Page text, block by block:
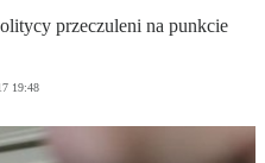
przeczuleni na punkcie
19:48